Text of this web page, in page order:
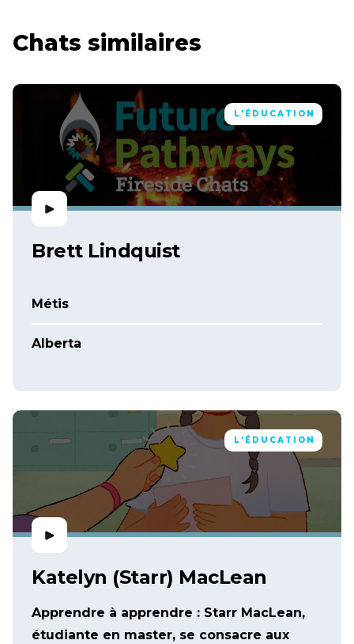
Chats similaires
L'ÉDUCATION
Brett Lindquist
Métis
Alberta
L'ÉDUCATION
Katelyn (Starr) MacLean
Apprendre à apprendre : Starr MacLean,
étudiante en master, se consacre aux